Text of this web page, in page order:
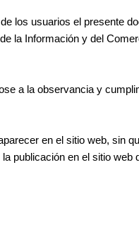
los usuarios el presente
la Información y del
a la observancia y
en el sitio web, sin
publicación en el sitio web